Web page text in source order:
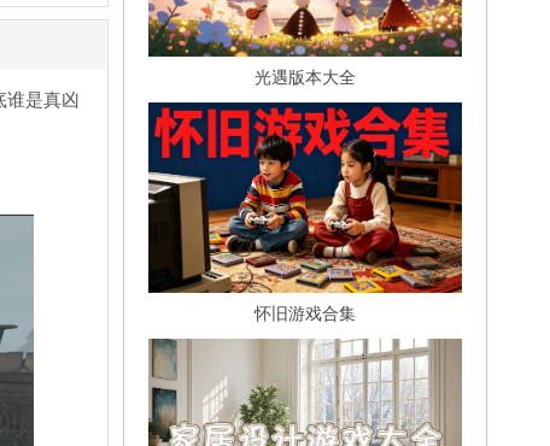
谁是真凶
光遇版本大全
怀旧游戏合集